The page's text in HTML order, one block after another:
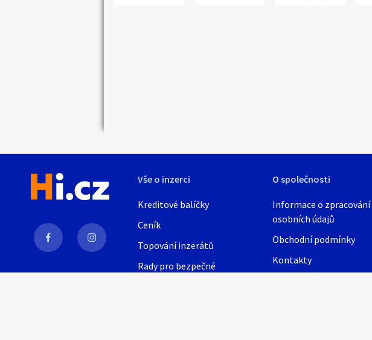
Vše o inzerci
Kreditové balíčky
Ceník
Topování inzerátů
Rady pro bezpečné
O společnosti
Informace o zpracování
osobních údajů
Obchodní podmínky
Kontakty